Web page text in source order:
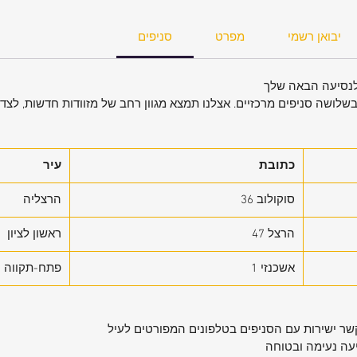
סניפים מפרט יבואן רשמי
סניפים מרכזיים. אצלנו תמצא מגוון רחב של מזוודות חדשות, לצד
עיר
כתובת
הרצליה סוקולוב 36
ראשון לציון הרצל 47
פתח-תקווה אשכנזי 1